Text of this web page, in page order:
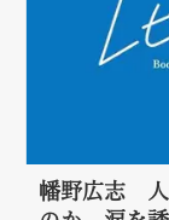
幡野広志 人